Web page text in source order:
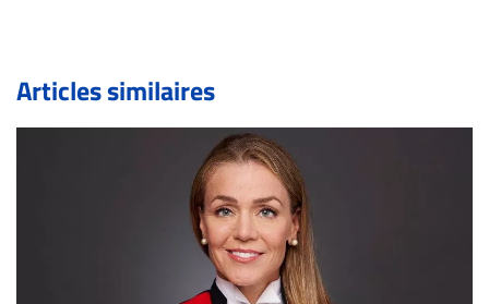
de validation, un droit de réponse.
Bien à vous,
La Rédaction de Droit-inc.com
Articles similaires